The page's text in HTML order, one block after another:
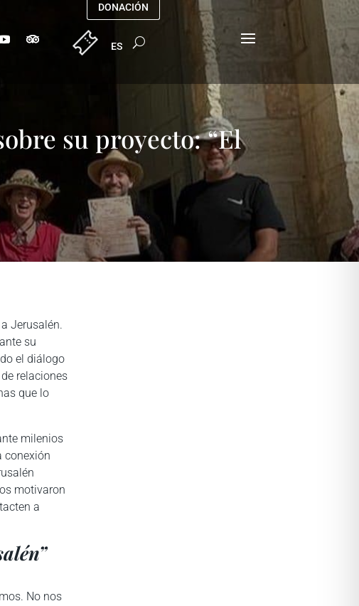
DONACIÓN
su proyecto: “El
Jerusalén.
su
el diálogo
relaciones
que lo
milenios
conexión
motivaron
a
No nos